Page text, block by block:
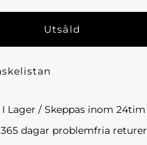
I Lager / Skeppas inom 24tim
365 dagar problemfria returer